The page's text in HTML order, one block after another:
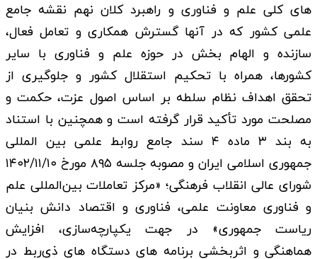
های کلی علم و فناوری و راهبرد کلان نهم نقشه جامع
علمی کشور که در آنها گسترش همکاری و تعامل فعال،
سازنده و الهام ­بخش در حوزه علم و فناوری با سایر
کشورها، همراه با تحکیم استقلال کشور و جلوگیری از
تحقق اهداف نظام سلطه بر اساس اصول عزت، حکمت و
مصلحت مورد تأکید قرار گرفته است و همچنین با استناد
به بند ۳ ماده ۴ سند جامع روابط علمی بین­ المللی
جمهوری اسلامی ایران و مصوبه جلسه ۸۹۵ مورخ ۱۴۰۲/۱۱/۱۰
شورای عالی انقلاب فرهنگی؛ «مرکز تعاملات بین‌المللی علم
و فناوری معاونت علمی، فناوری و اقتصاد دانش ­بنیان
ریاست جمهوری» در جهت یکپارچه‌سازی، افزایش
هماهنگی و اثربخشی برنامه­ های دستگاه ­های ذی‌ربط در